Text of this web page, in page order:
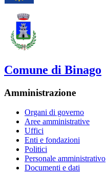
Comune di Binago
Amministrazione
Organi di governo
Aree amministrative
Uffici
Enti e fondazioni
Politici
Personale amministrativo
Documenti e dati